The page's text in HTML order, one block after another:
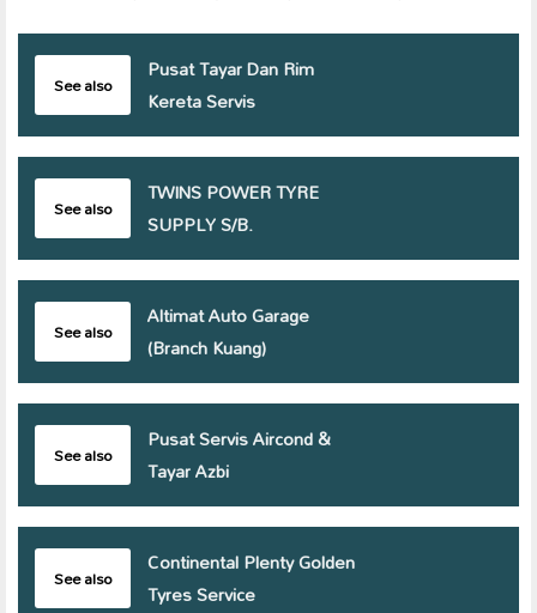
See also
Pusat Tayar Dan Rim
Kereta Servis
See also
TWINS POWER TYRE
SUPPLY S/B.
See also
Altimat Auto Garage
(Branch Kuang)
See also
Pusat Servis Aircond &
Tayar Azbi
See also
Continental Plenty Golden
Tyres Service